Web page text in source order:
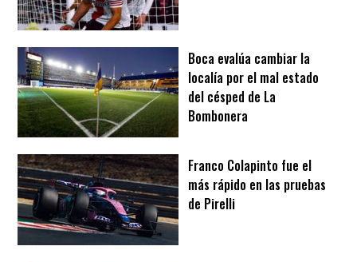
Boca evalúa cambiar la
localía por el mal estado
del césped de La
Bombonera
Franco Colapinto fue el
más rápido en las pruebas
de Pirelli